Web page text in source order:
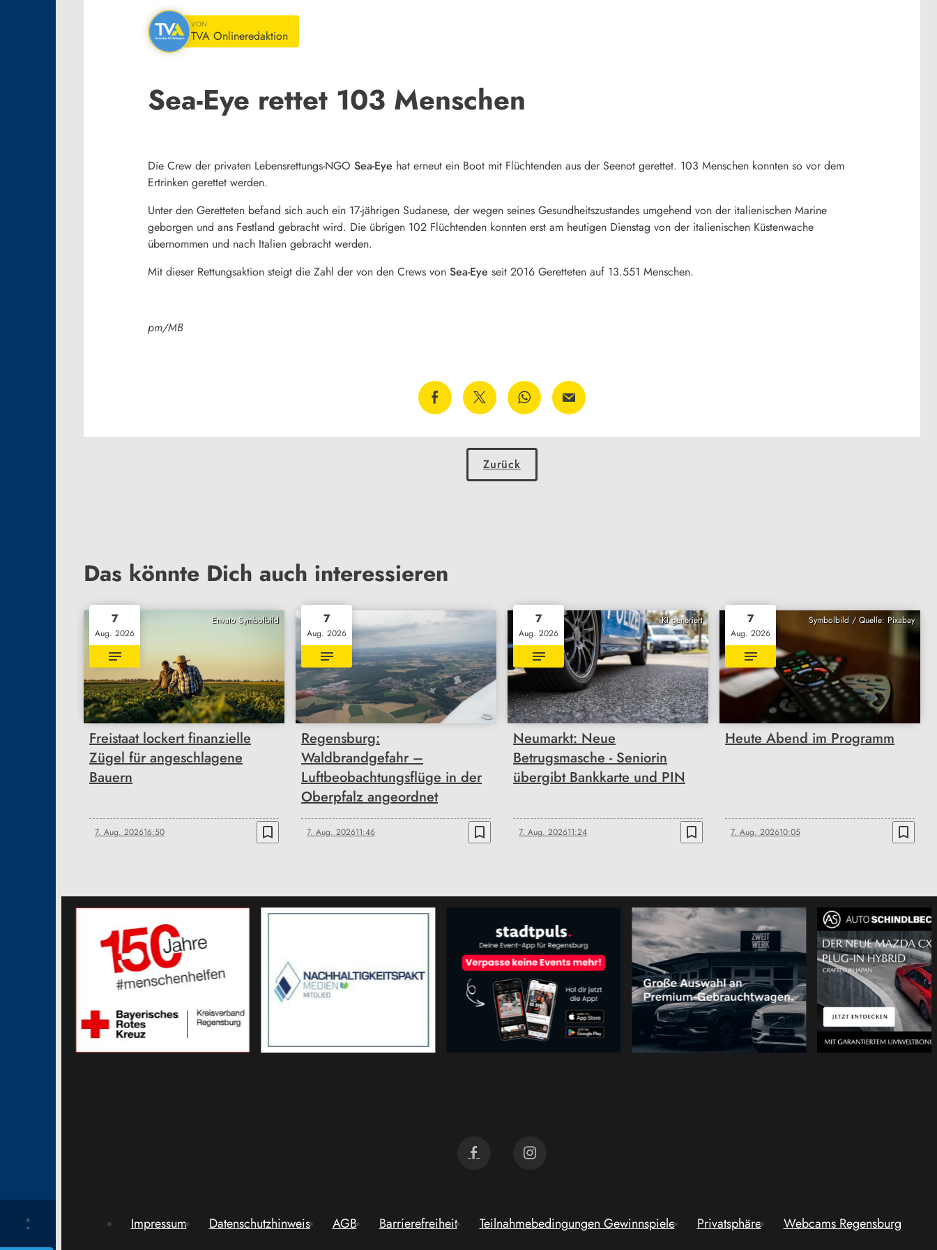
°
VON
TVA Onlineredaktion
Sea-Eye rettet 103 Menschen
Die Crew der privaten Lebensrettungs-NGO Sea-Eye hat erneut ein Boot mit Flüchtenden aus der Seenot gerettet. 103 Menschen konnten so vor dem
Ertrinken gerettet werden.
Unter den Geretteten befand sich auch ein 17-jährigen Sudanese, der wegen seines Gesundheitszustandes umgehend von der italienischen Marine
geborgen und ans Festland gebracht wird. Die übrigen 102 Flüchtenden konnten erst am heutigen Dienstag von der italienischen Küstenwache
übernommen und nach Italien gebracht werden.
Mit dieser Rettungsaktion steigt die Zahl der von den Crews von Sea-Eye seit 2016 Geretteten auf 13.551 Menschen.
pm/MB
Zurück
Das könnte Dich auch interessieren
Envato Symbolbild
7
Aug. 2026
Freistaat lockert finanzielle
Zügel für angeschlagene
Bauern
7. Aug. 202616:50 bookmark_border
7
Aug. 2026
Regensburg:
Waldbrandgefahr –
Luftbeobachtungsflüge in der
Oberpfalz angeordnet
7. Aug. 202611:46 bookmark_border
KI generiert
7
Aug. 2026
Neumarkt: Neue
Betrugsmasche - Seniorin
übergibt Bankkarte und PIN
7. Aug. 202611:24 bookmark_border
Symbolbild / Quelle: Pixabay
7
Aug. 2026
Heute Abend im Programm
7. Aug. 202610:05 bookmark_border
Impressum Datenschutzhinweis AGB Barrierefreiheit Teilnahmebedingungen Gewinnspiele Privatsphäre Webcams Regensburg